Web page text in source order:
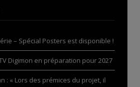
– Spécial Posters est disponible !
Digimon en préparation pour 2027
: « Lors des prémices du projet, il